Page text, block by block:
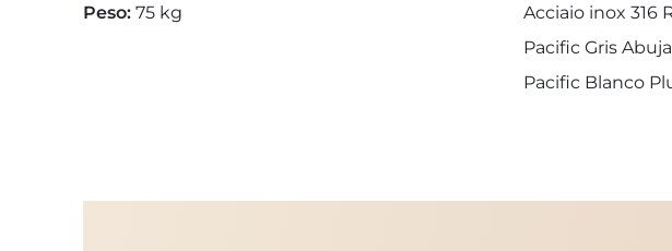
Peso: 75 kg
Acciaio inox 316
Pacific Gris
Pacific Blanco